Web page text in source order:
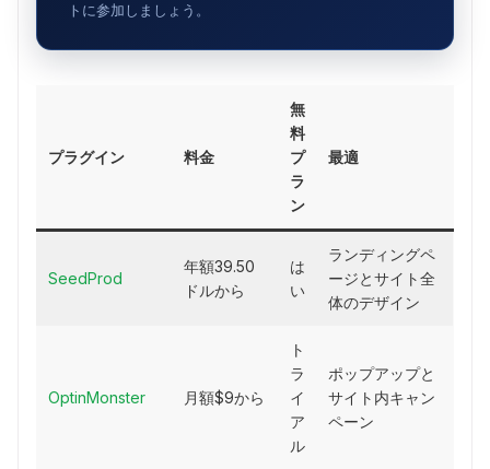
トに参加しましょう。
プラグイン 料金
無
料
プ
ラ
ン
最適
SeedProd
年額39.50
ドルから
は
い
ランディングペ
ージとサイト全
体のデザイン
OptinMonster 月額$9から
ト
ラ
イ
ア
ル
ポップアップと
サイト内キャン
ペーン